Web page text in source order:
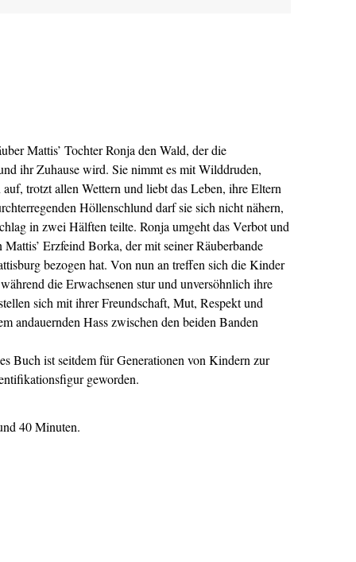
Mattis’ Tochter Ronja den Wald, der die
ihr Zuhause wird. Sie nimmt es mit Wilddruden,
trotzt allen Wettern und liebt das Leben, ihre Eltern
Höllenschlund darf sie sich nicht nähern,
in zwei Hälften teilte. Ronja umgeht das Verbot und
Erzfeind Borka, der mit seiner Räuberbande
bezogen hat. Von nun an treffen sich die Kinder
die Erwachsenen stur und unversöhnlich ihre
sich mit ihrer Freundschaft, Mut, Respekt und
andauernden Hass zwischen den beiden Banden
Buch ist seitdem für Generationen von Kindern zur
geworden.
40 Minuten.